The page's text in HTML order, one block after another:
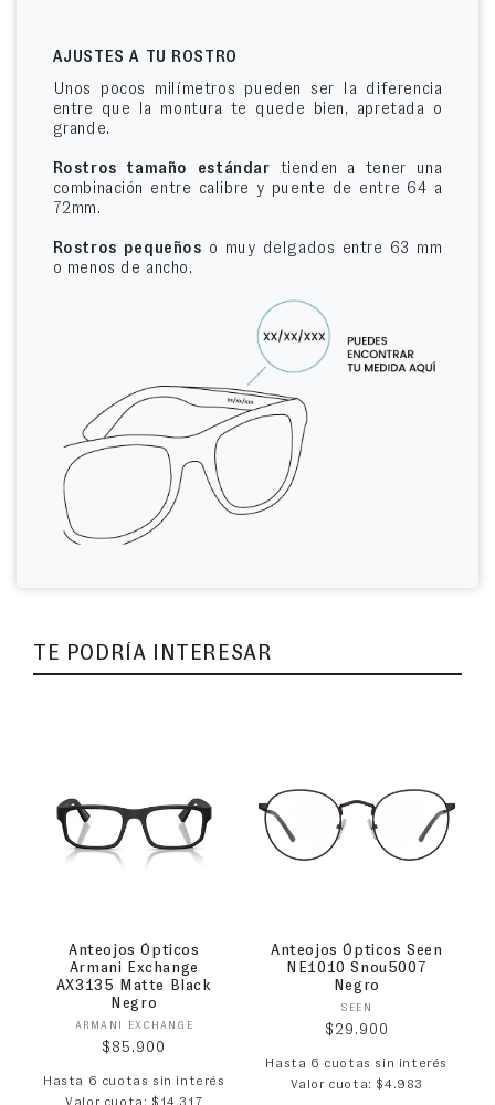
AJUSTES A TU ROSTRO
Unos pocos milímetros pueden ser la diferencia
entre que la montura te quede bien, apretada o
grande.
Rostros tamaño estándar tienden a tener una
combinación entre calibre y puente de entre 64 a
72mm.
Rostros pequeños o muy delgados entre 63 mm
o menos de ancho.
TE PODRÍA INTERESAR
Anteojos Ópticos
Armani Exchange
AX3135 Matte Black
Negro
Proveedor:
ARMANI EXCHANGE
Precio habitual
$85.900
Hasta 6 cuotas sin interés
Valor cuota: $14.317
Anteojos Ópticos Seen
NE1010 Snou5007
Negro
Proveedor:
SEEN
Precio habitual
$29.900
Hasta 6 cuotas sin interés
Valor cuota: $4.983